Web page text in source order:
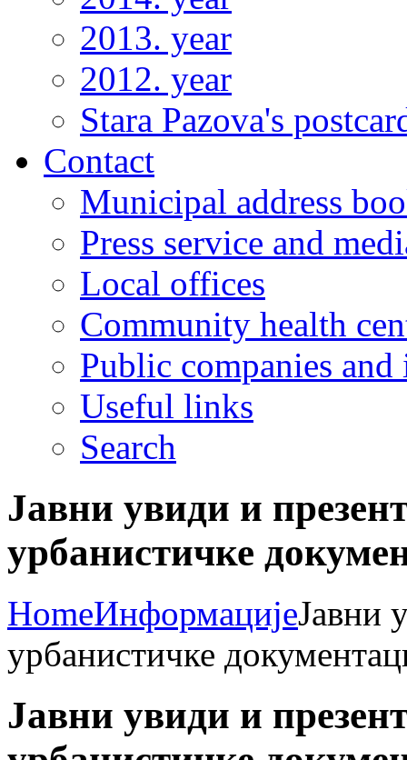
2013. year
2012. year
Stara Pazova's
Contact
Municipal address
Press service and
Local offices
Community health
Public companies
Useful links
Search
Јавни увиди и
урбанистичке
HomeИнформацијеЈавни
урбанистичке
Јавни увиди и